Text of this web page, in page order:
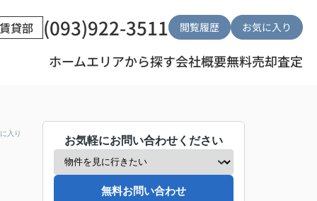
賃貸部 (093)922-3511 閲覧履歴 お気に入り
ホームエリアから探す会社概要無料売却査定
入り
お気軽にお問い合わせください
無料お問い合わせ